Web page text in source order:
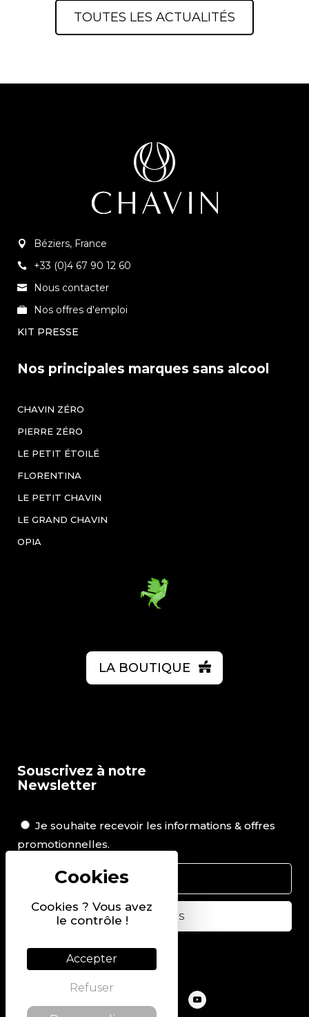
Cookies ? Vous avez
le contrôle !
Accepter
Refuser
TOUTES LES ACTUALITÉS
Béziers, France
+33 (0)4 67 90 12 60
Nous contacter
Nos offres d'emploi
KIT PRESSE
Nos principales marques sans alcool
CHAVIN ZÉRO
PIERRE ZÉRO
LE PETIT ÉTOILÉ
FLORENTINA
LE PETIT CHAVIN
LE GRAND CHAVIN
OPIA
LA BOUTIQUE
Souscrivez à notre
Newsletter
Je souhaite recevoir les informations & offres
promotionnelles.
Suivez-nous sur